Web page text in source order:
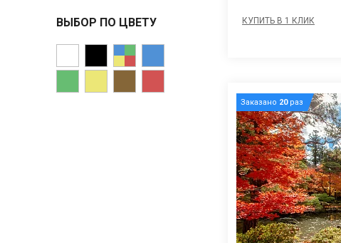
ВЫБОР ПО ЦВЕТУ КУПИТЬ В 1 КЛИК
Заказано 20раз